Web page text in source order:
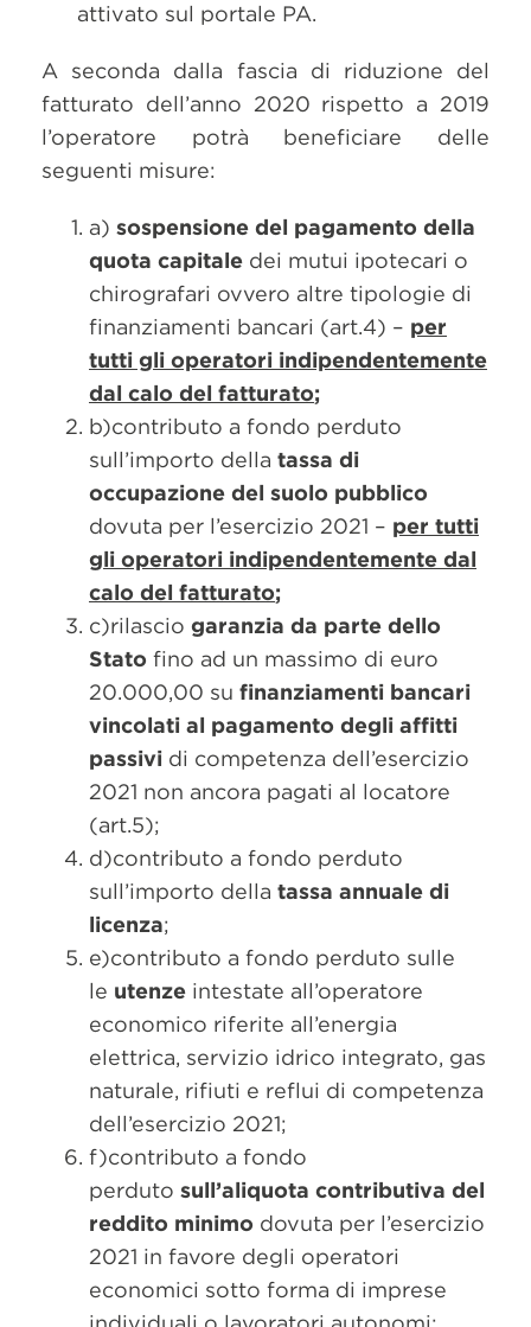
attivato sul portale PA.
A seconda dalla fascia di riduzione del
fatturato dell’anno 2020 rispetto a 2019
l’operatore potrà beneficiare delle
seguenti misure:
a) sospensione del pagamento della
quota capitale dei mutui ipotecari o
chirografari ovvero altre tipologie di
finanziamenti bancari (art.4) – per
tutti gli operatori indipendentemente
dal calo del fatturato;
b)contributo a fondo perduto
sull’importo della tassa di
occupazione del suolo pubblico
dovuta per l’esercizio 2021 – per tutti
gli operatori indipendentemente dal
calo del fatturato;
c)rilascio garanzia da parte dello
Stato fino ad un massimo di euro
20.000,00 su finanziamenti bancari
vincolati al pagamento degli affitti
passivi di competenza dell’esercizio
2021 non ancora pagati al locatore
(art.5);
d)contributo a fondo perduto
sull’importo della tassa annuale di
licenza;
e)contributo a fondo perduto sulle
le utenze intestate all’operatore
economico riferite all’energia
elettrica, servizio idrico integrato, gas
naturale, rifiuti e reflui di competenza
dell’esercizio 2021;
f)contributo a fondo
perduto sull’aliquota contributiva del
reddito minimo dovuta per l’esercizio
2021 in favore degli operatori
economici sotto forma di imprese